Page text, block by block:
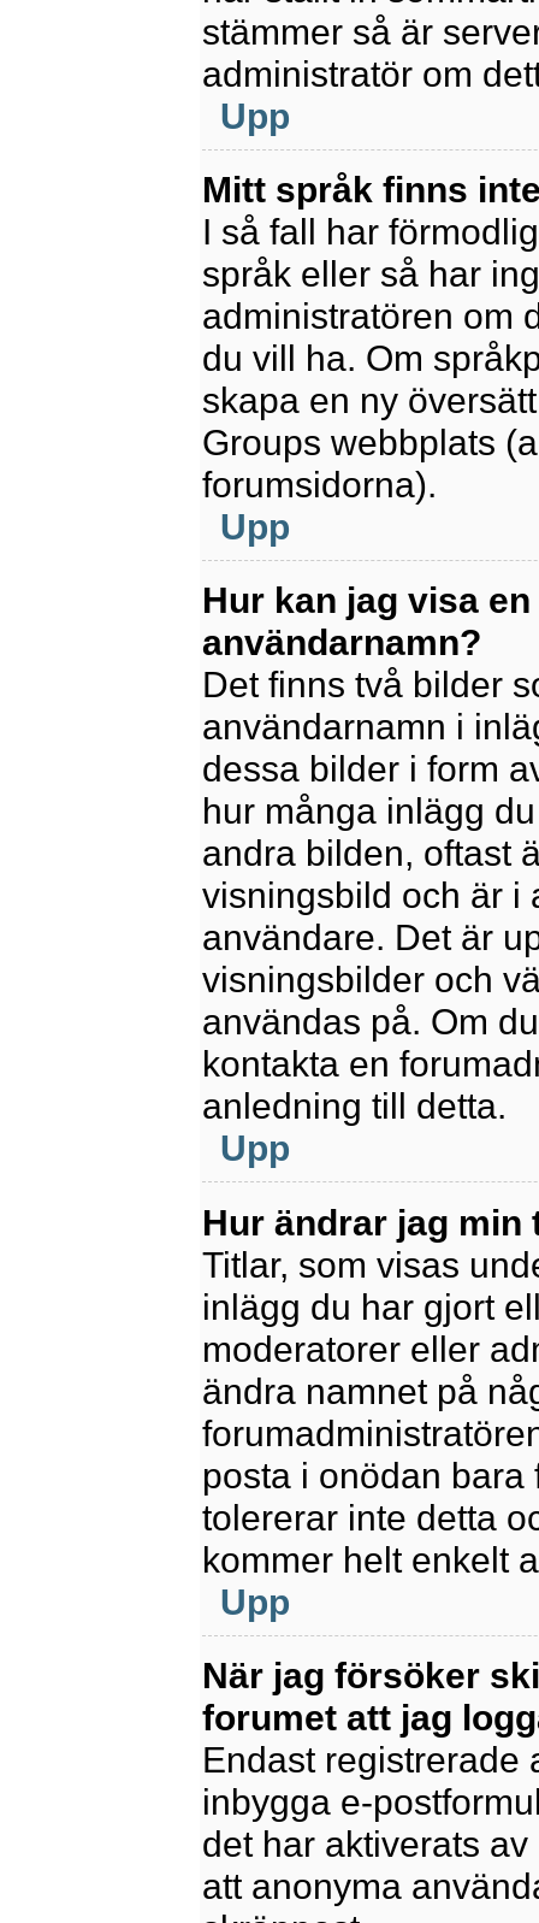
stämmer så är
administratör om
Upp
Mitt språk finns
I så fall har
språk eller så har
administratören om
du vill ha. Om
skapa en ny
Groups webbplats
forumsidorna).
Upp
Hur kan jag visa
användarnamn?
Det finns två bilder
användarnamn i
dessa bilder i form
hur många inlägg
andra bilden, oftast
visningsbild och är i
användare. Det är
visningsbilder och
användas på. Om
kontakta en
anledning till detta.
Upp
Hur ändrar jag min
Titlar, som visas
inlägg du har gjort
moderatorer eller
ändra namnet på
posta i onödan bara
tolererar inte detta
kommer helt enkelt
Upp
När jag försöker
forumet att jag
Endast registrerade
inbygga e-
det har aktiverats
att anonyma